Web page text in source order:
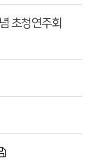
초청연주회